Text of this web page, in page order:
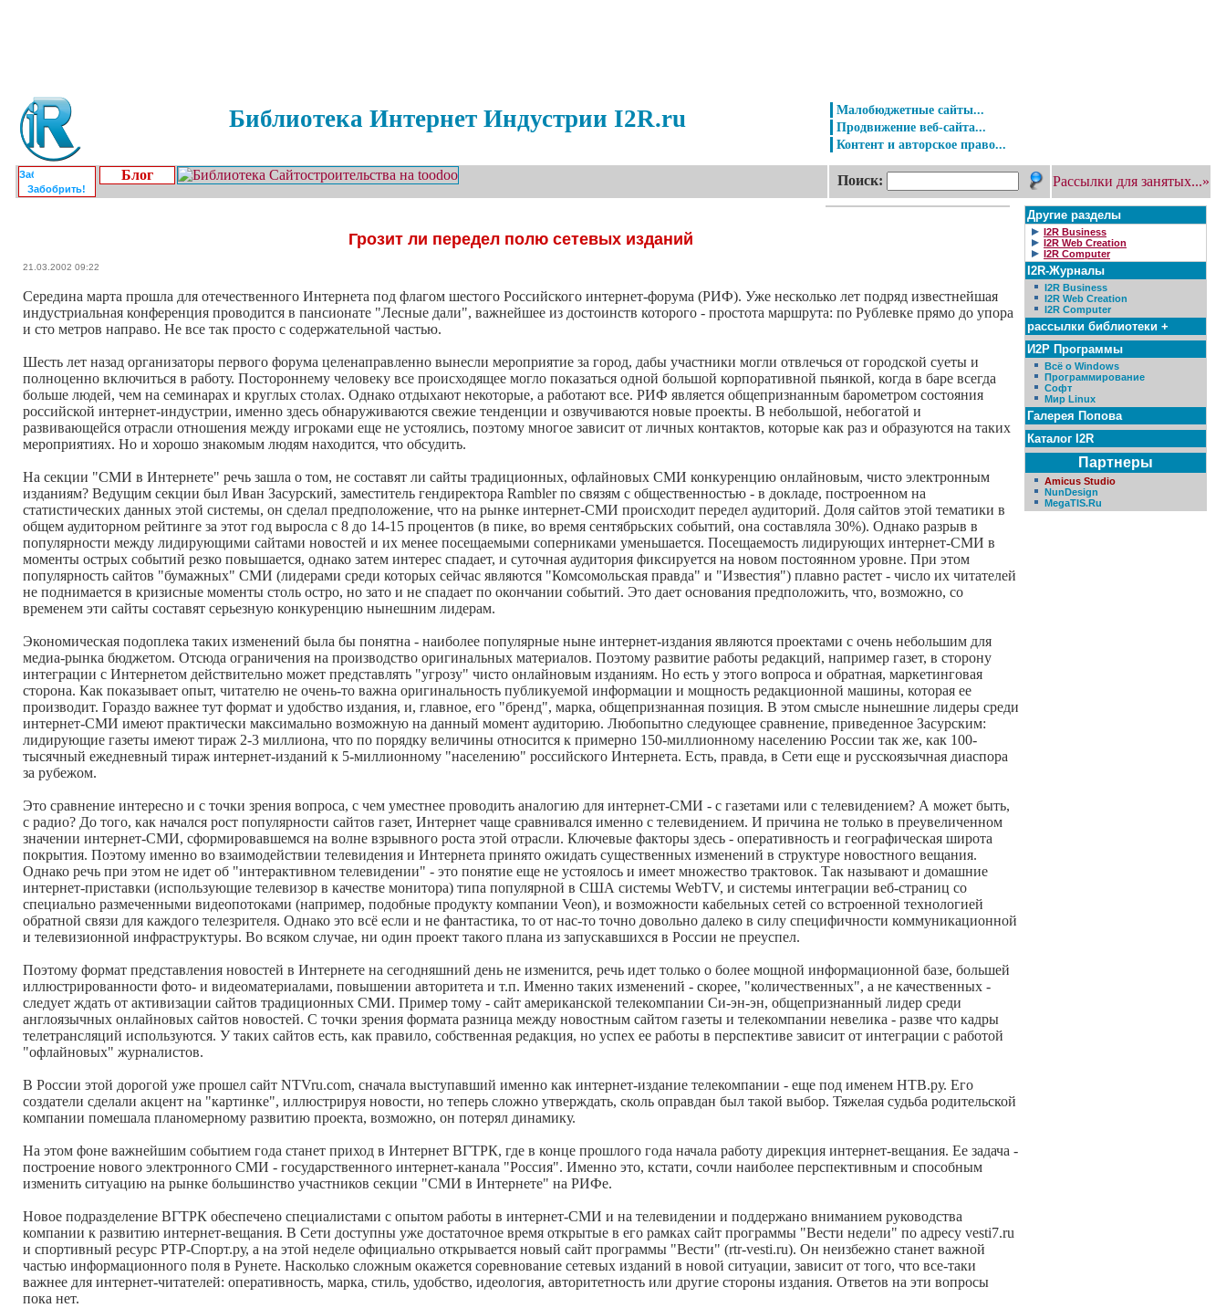
Библиотека Интернет Индустрии I2R.ru
Малобюджетные сайты...
Продвижение веб-сайта...
Контент и авторское право...
Забобрить!
Блог Поиск: Рассылки для занятых...»
Грозит ли передел полю сетевых изданий
21.03.2002 09:22
Середина марта прошла для отечественного Интернета под флагом шестого Российского интернет-форума (РИФ). Уже несколько лет подряд известнейшая
индустриальная конференция проводится в пансионате "Лесные дали", важнейшее из достоинств которого - простота маршрута: по Рублевке прямо до упора
и сто метров направо. Не все так просто с содержательной частью.
Шесть лет назад организаторы первого форума целенаправленно вынесли мероприятие за город, дабы участники могли отвлечься от городской суеты и
полноценно включиться в работу. Постороннему человеку все происходящее могло показаться одной большой корпоративной пьянкой, когда в баре всегда
больше людей, чем на семинарах и круглых столах. Однако отдыхают некоторые, а работают все. РИФ является общепризнанным барометром состояния
российской интернет-индустрии, именно здесь обнаруживаются свежие тенденции и озвучиваются новые проекты. В небольшой, небогатой и
развивающейся отрасли отношения между игроками еще не устоялись, поэтому многое зависит от личных контактов, которые как раз и образуются на таких
мероприятиях. Но и хорошо знакомым людям находится, что обсудить.
На секции "СМИ в Интернете" речь зашла о том, не составят ли сайты традиционных, офлайновых СМИ конкуренцию онлайновым, чисто электронным
изданиям? Ведущим секции был Иван Засурский, заместитель гендиректора Rambler по связям с общественностью - в докладе, построенном на
статистических данных этой системы, он сделал предположение, что на рынке интернет-СМИ происходит передел аудиторий. Доля сайтов этой тематики в
общем аудиторном рейтинге за этот год выросла с 8 до 14-15 процентов (в пике, во время сентябрьских событий, она составляла 30%). Однако разрыв в
популярности между лидирующими сайтами новостей и их менее посещаемыми соперниками уменьшается. Посещаемость лидирующих интернет-СМИ в
моменты острых событий резко повышается, однако затем интерес спадает, и суточная аудитория фиксируется на новом постоянном уровне. При этом
популярность сайтов "бумажных" СМИ (лидерами среди которых сейчас являются "Комсомольская правда" и "Известия") плавно растет - число их читателей
не поднимается в кризисные моменты столь остро, но зато и не спадает по окончании событий. Это дает основания предположить, что, возможно, со
временем эти сайты составят серьезную конкуренцию нынешним лидерам.
Экономическая подоплека таких изменений была бы понятна - наиболее популярные ныне интернет-издания являются проектами с очень небольшим для
медиа-рынка бюджетом. Отсюда ограничения на производство оригинальных материалов. Поэтому развитие работы редакций, например газет, в сторону
интеграции с Интернетом действительно может представлять "угрозу" чисто онлайновым изданиям. Но есть у этого вопроса и обратная, маркетинговая
сторона. Как показывает опыт, читателю не очень-то важна оригинальность публикуемой информации и мощность редакционной машины, которая ее
производит. Гораздо важнее тут формат и удобство издания, и, главное, его "бренд", марка, общепризнанная позиция. В этом смысле нынешние лидеры среди
интернет-СМИ имеют практически максимально возможную на данный момент аудиторию. Любопытно следующее сравнение, приведенное Засурским:
лидирующие газеты имеют тираж 2-3 миллиона, что по порядку величины относится к примерно 150-миллионному населению России так же, как 100-
тысячный ежедневный тираж интернет-изданий к 5-миллионному "населению" российского Интернета. Есть, правда, в Сети еще и русскоязычная диаспора
за рубежом.
Это сравнение интересно и с точки зрения вопроса, с чем уместнее проводить аналогию для интернет-СМИ - с газетами или с телевидением? А может быть,
с радио? До того, как начался рост популярности сайтов газет, Интернет чаще сравнивался именно с телевидением. И причина не только в преувеличенном
значении интернет-СМИ, сформировавшемся на волне взрывного роста этой отрасли. Ключевые факторы здесь - оперативность и географическая широта
покрытия. Поэтому именно во взаимодействии телевидения и Интернета принято ожидать существенных изменений в структуре новостного вещания.
Однако речь при этом не идет об "интерактивном телевидении" - это понятие еще не устоялось и имеет множество трактовок. Так называют и домашние
интернет-приставки (использующие телевизор в качестве монитора) типа популярной в США системы WebTV, и системы интеграции веб-страниц со
специально размеченными видеопотоками (например, подобные продукту компании Veon), и возможности кабельных сетей со встроенной технологией
обратной связи для каждого телезрителя. Однако это всё если и не фантастика, то от нас-то точно довольно далеко в силу специфичности коммуникационной
и телевизионной инфраструктуры. Во всяком случае, ни один проект такого плана из запускавшихся в России не преуспел.
Поэтому формат представления новостей в Интернете на сегодняшний день не изменится, речь идет только о более мощной информационной базе, большей
иллюстрированности фото- и видеоматериалами, повышении авторитета и т.п. Именно таких изменений - скорее, "количественных", а не качественных -
следует ждать от активизации сайтов традиционных СМИ. Пример тому - сайт американской телекомпании Си-эн-эн, общепризнанный лидер среди
англоязычных онлайновых сайтов новостей. С точки зрения формата разница между новостным сайтом газеты и телекомпании невелика - разве что кадры
телетрансляций используются. У таких сайтов есть, как правило, собственная редакция, но успех ее работы в перспективе зависит от интеграции с работой
"офлайновых" журналистов.
В России этой дорогой уже прошел сайт NTVru.com, сначала выступавший именно как интернет-издание телекомпании - еще под именем НТВ.ру. Его
создатели сделали акцент на "картинке", иллюстрируя новости, но теперь сложно утверждать, сколь оправдан был такой выбор. Тяжелая судьба родительской
компании помешала планомерному развитию проекта, возможно, он потерял динамику.
На этом фоне важнейшим событием года станет приход в Интернет ВГТРК, где в конце прошлого года начала работу дирекция интернет-вещания. Ее задача -
построение нового электронного СМИ - государственного интернет-канала "Россия". Именно это, кстати, сочли наиболее перспективным и способным
изменить ситуацию на рынке большинство участников секции "СМИ в Интернете" на РИФе.
Новое подразделение ВГТРК обеспечено специалистами с опытом работы в интернет-СМИ и на телевидении и поддержано вниманием руководства
компании к развитию интернет-вещания. В Сети доступны уже достаточное время открытые в его рамках сайт программы "Вести недели" по адресу vesti7.ru
и спортивный ресурс РТР-Спорт.ру, а на этой неделе официально открывается новый сайт программы "Вести" (rtr-vesti.ru). Он неизбежно станет важной
частью информационного поля в Рунете. Насколько сложным окажется соревнование сетевых изданий в новой ситуации, зависит от того, что все-таки
важнее для интернет-читателей: оперативность, марка, стиль, удобство, идеология, авторитетность или другие стороны издания. Ответов на эти вопросы
пока нет.
Другие разделы
I2R Business
I2R Web Creation
I2R Computer
I2R-Журналы
I2R Business
I2R Web Creation
I2R Computer
рассылки библиотеки +
И2Р Программы
Всё о Windows
Программирование
Софт
Мир Linux
Галерея Попова
Каталог I2R
Партнеры
Amicus Studio
NunDesign
MegaTIS.Ru